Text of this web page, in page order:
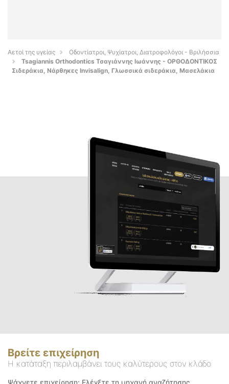
Αετοί της υγείας
Οδοντίατροι, Ψυχίατροι, Διατροφολόγοι - Βριλήσσια
Tsagiannis Orthodontics Τσαγιάννης Ιωάννης - ΟΡΘΟΔΟΝΤΙΚΟΣ
Σιδεράκια, Νάρθηκες Invisalign, Γλωσσικά σιδεράκια, Μασελάκια
Βρείτε επιχείρηση
Η κατάταξη περιλαμβάνει τους καλύτερους στον κλάδο
Ψάχνετε επιχείρηση; Ελέγξτε τη μηχανή αναζήτησης.